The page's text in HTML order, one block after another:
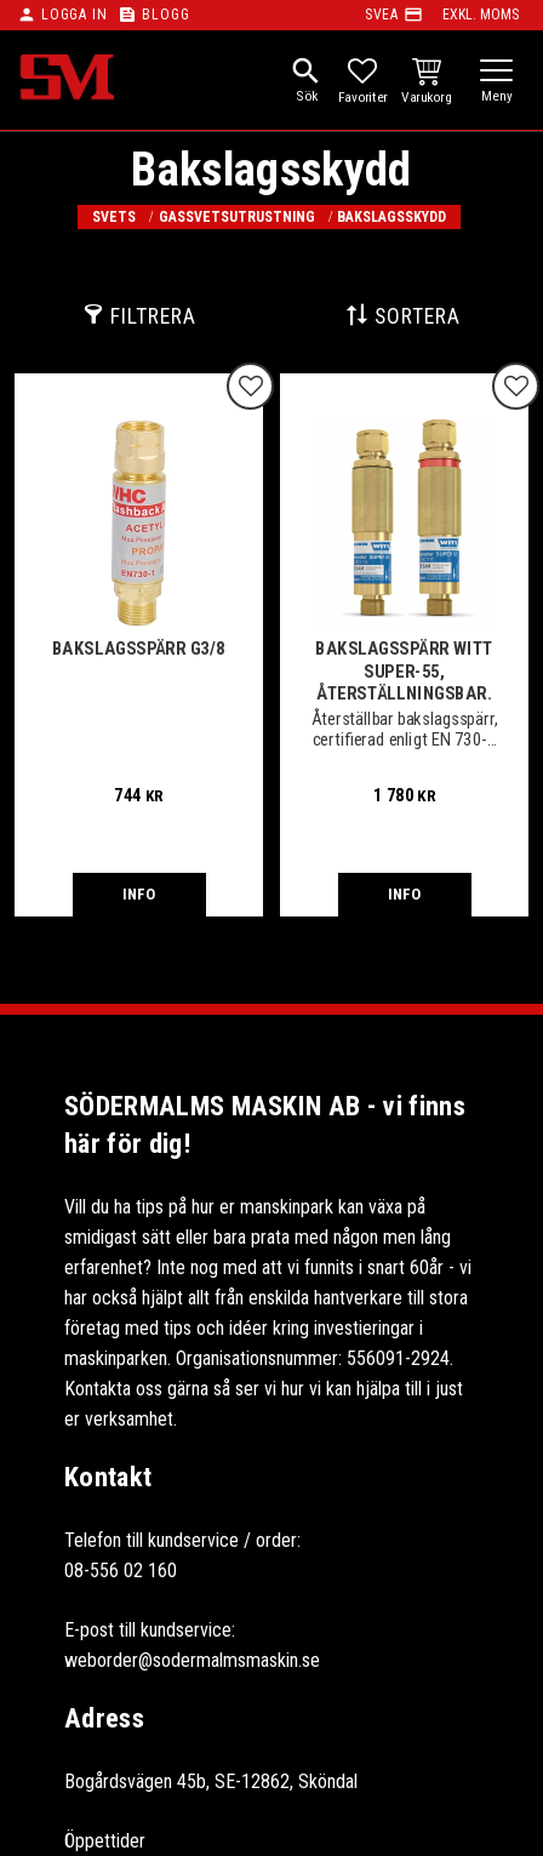
Meny
person LOGGA IN feed BLOGG SVEA payment EXKL. MOMS
search
FAVORITER
KUNDVAGN
Bakslagsskydd
SVETS GASSVETSUTRUSTNING BAKSLAGSSKYDD
FILTRERA SORTERA
BAKSLAGSSPÄRR G3/8
744 KR
Lägg till i favoriter
INFO
BAKSLAGSSPÄRR WITT
SUPER-55,
ÅTERSTÄLLNINGSBAR.
Återställbar bakslagsspärr,
certifierad enligt EN 730-1
1 780KR
INFO
SÖDERMALMS MASKIN AB - vi finns
här för dig!
Vill du ha tips på hur er manskinpark kan växa på
smidigast sätt eller bara prata med någon men lång
erfarenhet? Inte nog med att vi funnits i snart 60år - vi
har också hjälpt allt från enskilda hantverkare till stora
företag med tips och idéer kring investieringar i
maskinparken. Organisationsnummer: 556091-2924.
Kontakta oss gärna så ser vi hur vi kan hjälpa till i just
er verksamhet.
Kontakt
Telefon till kundservice / order:
08-556 02 160
E-post till kundservice:
weborder@sodermalmsmaskin.se
Adress
Bogårdsvägen 45b, SE-12862, Sköndal
Öppettider